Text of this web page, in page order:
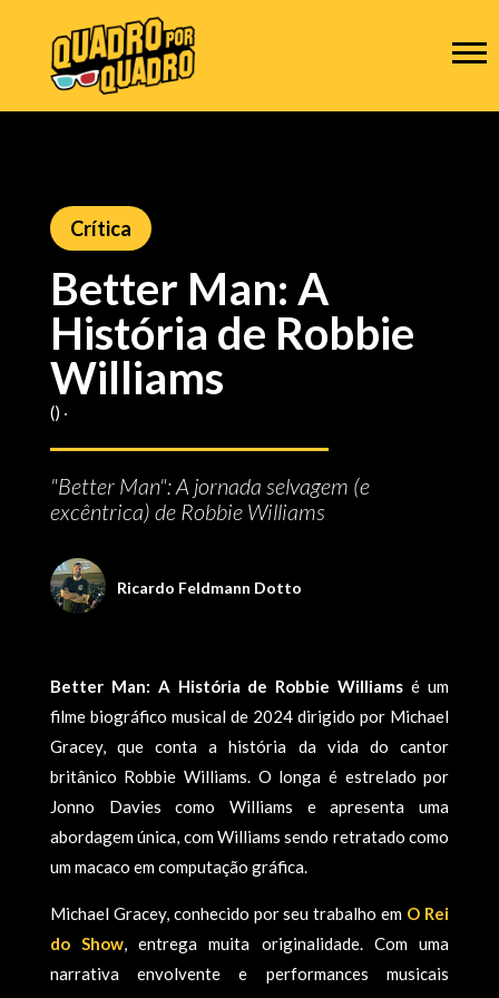
Crítica
Better Man: A
História de Robbie
Williams
() ‧
"Better Man": A jornada selvagem (e
excêntrica) de Robbie Williams
Ricardo Feldmann Dotto
Better Man: A História de Robbie Williams é um
filme biográfico musical de 2024 dirigido por Michael
Gracey, que conta a história da vida do cantor
britânico Robbie Williams. O longa é estrelado por
Jonno Davies como Williams e apresenta uma
abordagem única, com Williams sendo retratado como
um macaco em computação gráfica.
Michael Gracey, conhecido por seu trabalho em O Rei
do Show, entrega muita originalidade. Com uma
narrativa envolvente e performances musicais